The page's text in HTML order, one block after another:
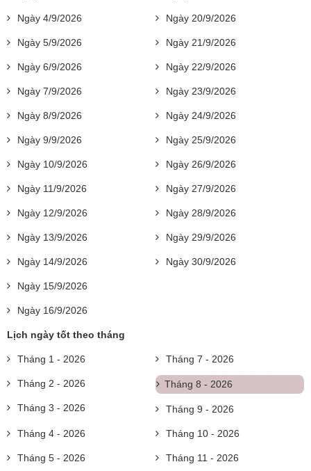
Ngày 4/9/2026
Ngày 5/9/2026
Ngày 6/9/2026
Ngày 7/9/2026
Ngày 8/9/2026
Ngày 9/9/2026
Ngày 10/9/2026
Ngày 11/9/2026
Ngày 12/9/2026
Ngày 13/9/2026
Ngày 14/9/2026
Ngày 15/9/2026
Ngày 16/9/2026
Ngày 20/9/2026
Ngày 21/9/2026
Ngày 22/9/2026
Ngày 23/9/2026
Ngày 24/9/2026
Ngày 25/9/2026
Ngày 26/9/2026
Ngày 27/9/2026
Ngày 28/9/2026
Ngày 29/9/2026
Ngày 30/9/2026
Lịch ngày tốt theo tháng
Tháng 1 - 2026
Tháng 2 - 2026
Tháng 3 - 2026
Tháng 4 - 2026
Tháng 5 - 2026
Tháng 7 - 2026
Tháng 8 - 2026
Tháng 9 - 2026
Tháng 10 - 2026
Tháng 11 - 2026